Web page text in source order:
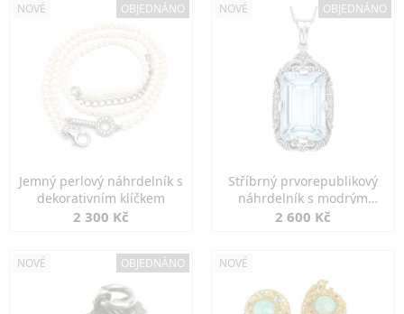
NOVÉ OBJEDNÁNO
Jemný perlový náhrdelník s
dekorativním klíčkem
2 300 Kč
NOVÉ OBJEDNÁNO
Stříbrný prvorepublikový
náhrdelník s modrým
spinelem
2 600 Kč
NOVÉ OBJEDNÁNO NOVÉ